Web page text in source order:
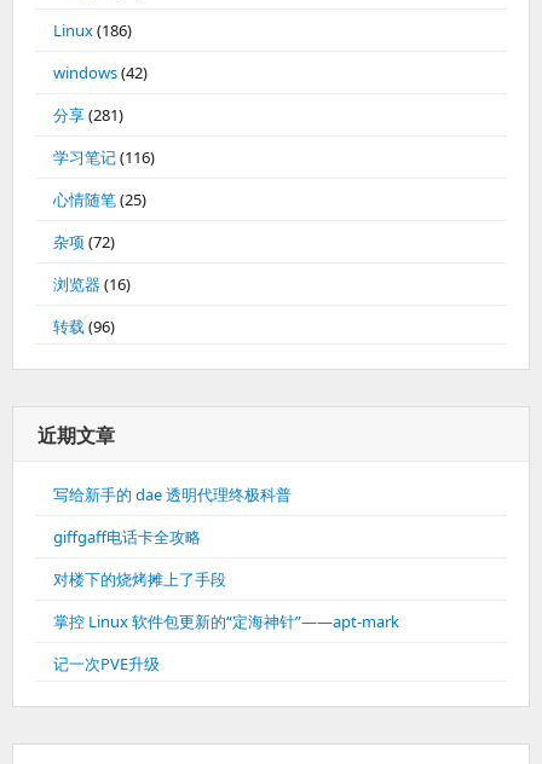
Linux(186)
windows(42)
分享(281)
学习笔记(116)
心情随笔(25)
杂项 (72)
浏览器(16)
转载(96)
近期文章
写给新手的 dae 透明代理终极科普
giffgaff电话卡全攻略
对楼下的烧烤摊上了手段
掌控 Linux 软件包更新的“定海神针”——apt-mark
记一次PVE升级